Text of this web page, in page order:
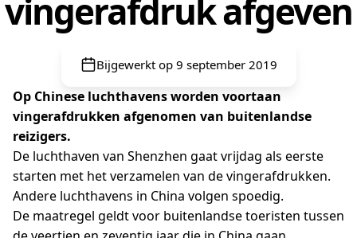
vingerafdruk afgeven
Bijgewerkt op 9 september 2019
Op Chinese luchthavens worden voortaan
vingerafdrukken afgenomen van buitenlandse
reizigers.
De luchthaven van Shenzhen gaat vrijdag als eerste
starten met het verzamelen van de vingerafdrukken.
Andere luchthavens in China volgen spoedig.
De maatregel geldt voor buitenlandse toeristen tussen